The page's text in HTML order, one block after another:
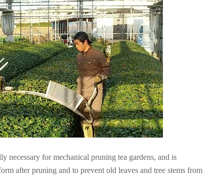
necessary for mechanical pruning tea gardens, and is
after pruning and to prevent old leaves and tree stems from